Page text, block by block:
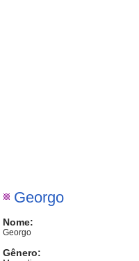
Georgo
Nome:
Georgo
Gênero: